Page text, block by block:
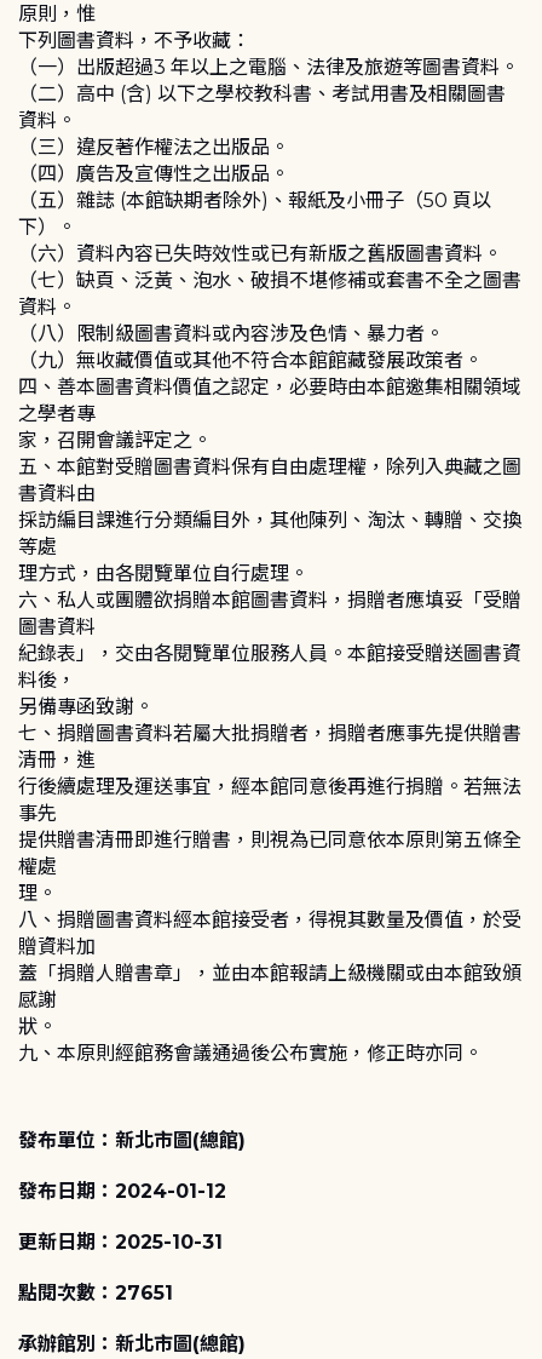
原則，惟
下列圖書資料，不予收藏：
（一）出版超過3 年以上之電腦、法律及旅遊等圖書資料。
（二）高中 (含) 以下之學校教科書、考試用書及相關圖書
資料。
（三）違反著作權法之出版品。
（四）廣告及宣傳性之出版品。
（五）雜誌 (本館缺期者除外)、報紙及小冊子（50 頁以
下）。
（六）資料內容已失時效性或已有新版之舊版圖書資料。
（七）缺頁、泛黃、泡水、破損不堪修補或套書不全之圖書
資料。
（八）限制級圖書資料或內容涉及色情、暴力者。
（九）無收藏價值或其他不符合本館館藏發展政策者。
四、善本圖書資料價值之認定，必要時由本館邀集相關領域
之學者專
家，召開會議評定之。
五、本館對受贈圖書資料保有自由處理權，除列入典藏之圖
書資料由
採訪編目課進行分類編目外，其他陳列、淘汰、轉贈、交換
等處
理方式，由各閱覽單位自行處理。
六、私人或團體欲捐贈本館圖書資料，捐贈者應填妥「受贈
圖書資料
紀錄表」，交由各閱覽單位服務人員。本館接受贈送圖書資
料後，
另備專函致謝。
七、捐贈圖書資料若屬大批捐贈者，捐贈者應事先提供贈書
清冊，進
行後續處理及運送事宜，經本館同意後再進行捐贈。若無法
事先
提供贈書清冊即進行贈書，則視為已同意依本原則第五條全
權處
理。
八、捐贈圖書資料經本館接受者，得視其數量及價值，於受
贈資料加
蓋「捐贈人贈書章」，並由本館報請上級機關或由本館致頒
感謝
狀。
九、本原則經館務會議通過後公布實施，修正時亦同。
發布單位：新北市圖(總館)
發布日期：2024-01-12
更新日期：2025-10-31
點閱次數：27651
承辦館別：新北市圖(總館)